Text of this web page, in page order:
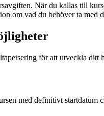
När du kallas till
om vad du behöver ta med
för att utveckla ditt
med definitivt startdatum